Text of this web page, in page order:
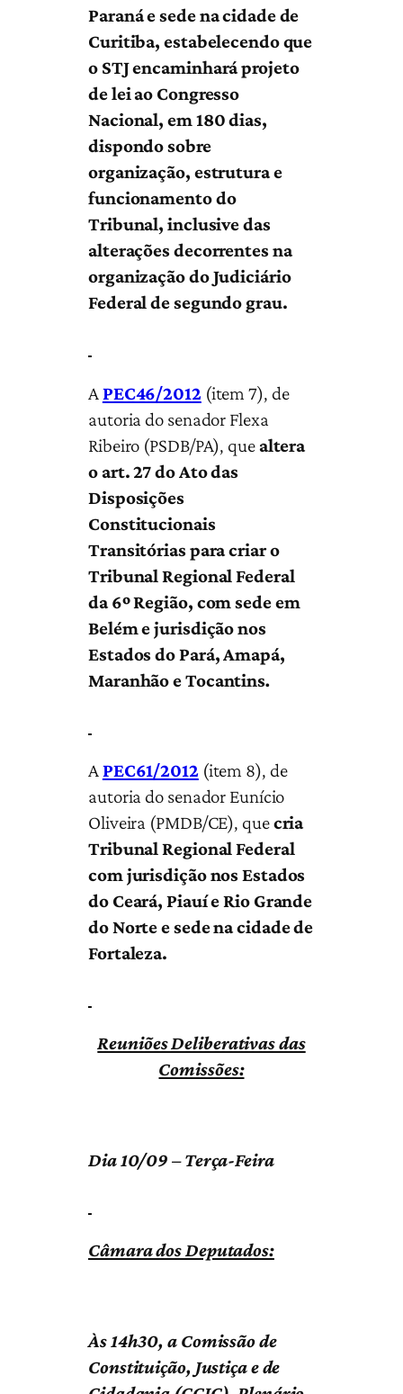
Paraná e sede na cidade de
Curitiba, estabelecendo que
o STJ encaminhará projeto
de lei ao Congresso
Nacional, em 180 dias,
dispondo sobre
organização, estrutura e
funcionamento do
Tribunal, inclusive das
alterações decorrentes na
organização do Judiciário
Federal de segundo grau.
A PEC46/2012(item 7), de
autoria do senador Flexa
Ribeiro (PSDB/PA), quealtera
o art. 27 do Ato das
Disposições
Constitucionais
Transitórias para criar o
Tribunal Regional Federal
da 6º Região, com sede em
Belém e jurisdição nos
Estados do Pará, Amapá,
Maranhão e Tocantins.
APEC61/2012(item 8), de
autoria do senador Eunício
Oliveira (PMDB/CE), quecria
Tribunal Regional Federal
com jurisdição nos Estados
do Ceará, Piauí e Rio Grande
do Norte e sede na cidade de
Fortaleza.
Reuniões Deliberativas das
Comissões:
Dia 10/09 – Terça-Feira
Câmara dos Deputados:
Às 14h30, a Comissão de
Constituição, Justiça e de